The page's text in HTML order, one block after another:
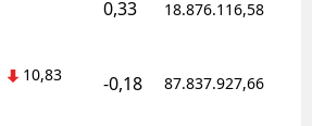
0,33 18.876.116,58
10,83 -0,18 87.837.927,66